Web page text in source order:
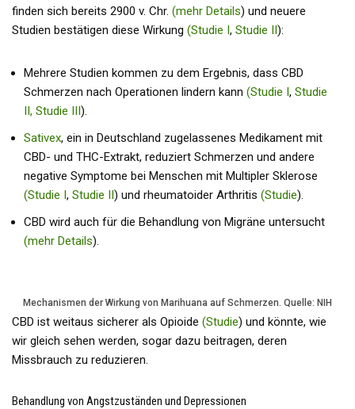
finden sich bereits 2900 v. Chr. (mehr Details) und neuere
Studien bestätigen diese Wirkung (Studie I, Studie II):
Mehrere Studien kommen zu dem Ergebnis, dass CBD
Schmerzen nach Operationen lindern kann (Studie I, Studie
II, Studie III).
Sativex, ein in Deutschland zugelassenes Medikament mit
CBD- und THC-Extrakt, reduziert Schmerzen und andere
negative Symptome bei Menschen mit Multipler Sklerose
(Studie I, Studie II) und rheumatoider Arthritis (Studie).
CBD wird auch für die Behandlung von Migräne untersucht
(mehr Details).
Mechanismen der Wirkung von Marihuana auf Schmerzen. Quelle: NIH
CBD ist weitaus sicherer als Opioide (Studie) und könnte, wie
wir gleich sehen werden, sogar dazu beitragen, deren
Missbrauch zu reduzieren.
Behandlung von Angstzuständen und Depressionen